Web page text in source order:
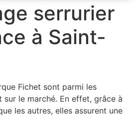
serrurier
à Saint-
Fichet sont parmi les
sur le marché. En effet, grâce à
les autres, elles assurent une